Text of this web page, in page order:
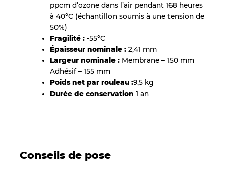
ppcm d’ozone dans l’air pendant 168 heures
à 40°C (échantillon soumis à une tension de
50%)
Fragilité :-55°C
Épaisseur nominale :2,41 mm
Largeur nominale : Membrane – 150 mm
Adhésif – 155 mm
Poids net par rouleau :9,5 kg
Durée de conservation1 an
Conseils de pose